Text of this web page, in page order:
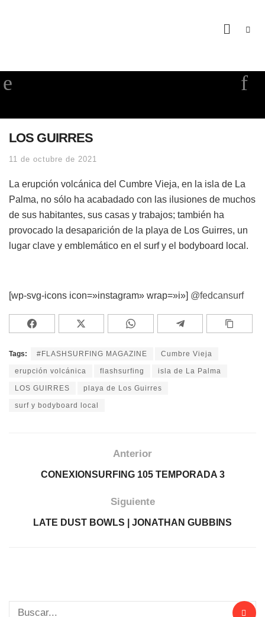
LOS GUIRRES
11 de octubre de 2021
La erupción volcánica del Cumbre Vieja, en la isla de La
Palma, no sólo ha acabadado con las ilusiones de muchos
de sus habitantes, sus casas y trabajos; también ha
provocado la desaparición de la playa de Los Guirres, un
lugar clave y emblemático en el surf y el bodyboard local.
[wp-svg-icons icon=»instagram» wrap=»i»] @fedcansurf
Tags: #FLASHSURFING MAGAZINE Cumbre Vieja
erupción volcánica flashsurfing isla de La Palma
LOS GUIRRES playa de Los Guirres
surf y bodyboard local
Anterior
CONEXIONSURFING 105 TEMPORADA 3
Siguiente
LATE DUST BOWLS | JONATHAN GUBBINS